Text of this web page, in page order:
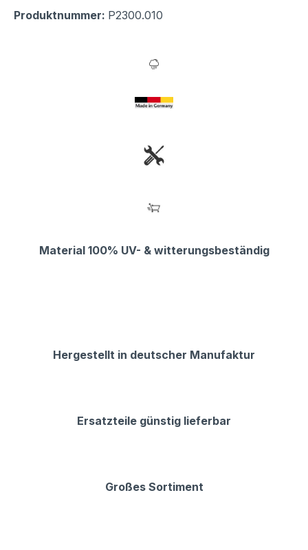
Produktnummer: P2300.010
Material 100% UV- & witterungsbeständig
Hergestellt in deutscher Manufaktur
Ersatzteile günstig lieferbar
Großes Sortiment